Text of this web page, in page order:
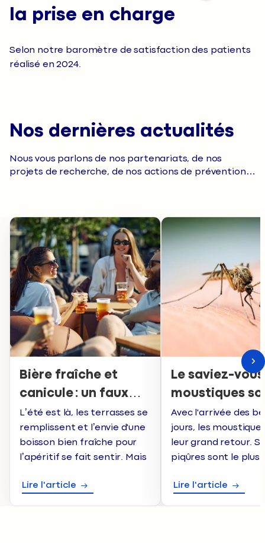
la prise en charge
Selon notre baromètre de satisfaction des patients
réalisé en 2024.
Nos dernières actualités
Nous vous parlons de nos partenariats, de nos
projets de recherche, de nos actions de prévention…
Bière fraîche et
canicule : un faux
ami pour votre
organisme
L’été est là, les terrasses se
remplissent et l’envie d'une
boisson bien fraîche pour
l’apéritif se fait sentir. Mais
l’alcool ne se comporte pas
Lire l'article
Le saviez-vous
moustiques
retour… mais
quelques
simples
Avec l'arrivée des
jours, les
leur grand retour. Si
piqûres sont le plus
désagréables.
Lire l'article